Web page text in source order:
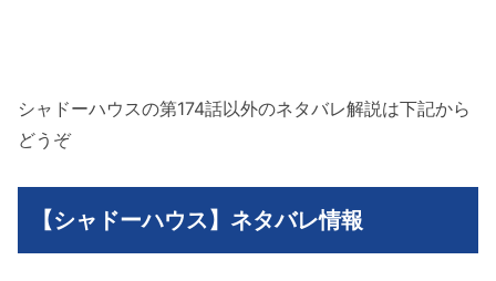
シャドーハウスの第174話以外のネタバレ解説は下記から
どうぞ
【シャドーハウス】ネタバレ情報